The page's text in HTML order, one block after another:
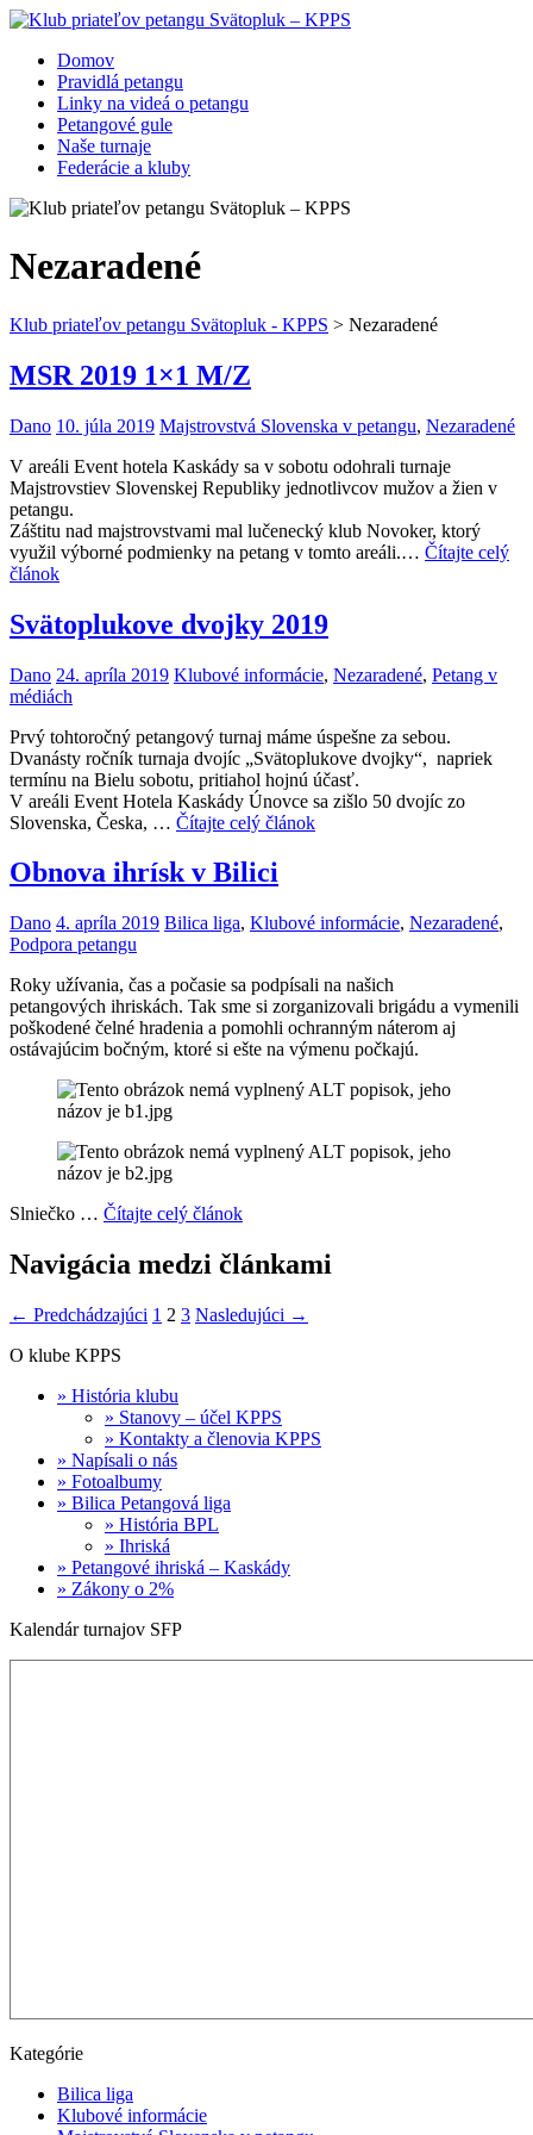
Domov
Pravidlá petangu
Linky na videá o petangu
Petangové gule
Naše turnaje
Federácie a kluby
Nezaradené
Klub priateľov petangu Svätopluk - KPPS > Nezaradené
MSR 2019 1×1 M/Z
Dano 10. júla 2019 Majstrovstvá Slovenska v petangu, Nezaradené
V areáli Event hotela Kaskády sa v sobotu odohrali turnaje
Majstrovstiev Slovenskej Republiky jednotlivcov mužov a žien v
petangu.
Záštitu nad majstrovstvami mal lučenecký klub Novoker, ktorý
využil výborné podmienky na petang v tomto areáli.… Čítajte celý
článok
Svätoplukove dvojky 2019
Dano 24. apríla 2019 Klubové informácie, Nezaradené, Petang v
médiách
Prvý tohtoročný petangový turnaj máme úspešne za sebou.
Dvanásty ročník turnaja dvojíc „Svätoplukove dvojky“, napriek
termínu na Bielu sobotu, pritiahol hojnú účasť.
V areáli Event Hotela Kaskády Únovce sa zišlo 50 dvojíc zo
Slovenska, Česka, … Čítajte celý článok
Obnova ihrísk v Bilici
Dano 4. apríla 2019 Bilica liga, Klubové informácie, Nezaradené,
Podpora petangu
Roky užívania, čas a počasie sa podpísali na našich
petangových ihriskách. Tak sme si zorganizovali brigádu a vymenili
poškodené čelné hradenia a pomohli ochranným náterom aj
ostávajúcim bočným, ktoré si ešte na výmenu počkajú.
Slniečko … Čítajte celý článok
Navigácia medzi článkami
← Predchádzajúci 1 2 3 Nasledujúci →
O klube KPPS
» História klubu
» Stanovy – účel KPPS
» Kontakty a členovia KPPS
» Napísali o nás
» Fotoalbumy
» Bilica Petangová liga
» História BPL
» Ihriská
» Petangové ihriská – Kaskády
» Zákony o 2%
Kalendár turnajov SFP
Kategórie
Bilica liga
Klubové informácie